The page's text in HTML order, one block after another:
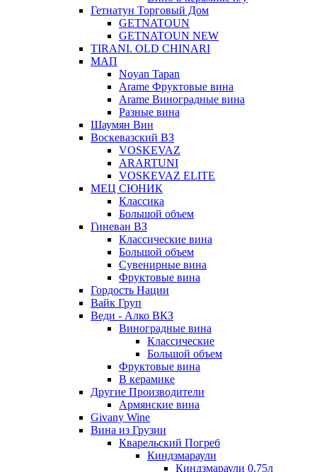
Гетнатун Торговый Дом
GETNATOUN
GETNATOUN NEW
TIRANI. OLD CHINARI
МАП
Noyan Tapan
Arame Фруктовые вина
Arame Виноградные вина
Разные вина
Шаумян Вин
Воскевазский ВЗ
VOSKEVAZ
ARARTUNI
VOSKEVAZ ELITE
МЕЦ СЮНИК
Классика
Большой объем
Гиневан ВЗ
Классические вина
Большой объем
Сувенирные вина
Фруктовые вина
Гордость Нации
Вайк Груп
Веди - Алко ВКЗ
Виноградные вина
Классические
Большой объем
Фруктовые вина
В керамике
Другие Производители
Армянские вина
Givany Wine
Вина из Грузии
Кварельский Погреб
Киндзмараули
Киндзмараули 0,75л